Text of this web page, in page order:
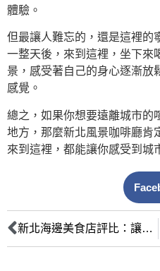
體驗。
但最讓人難忘的，還是這裡的
一整天後，來到這裡，坐下來
景，感受著自己的身心逐漸放
感覺。
總之，如果你想要遠離城市的
地方，那麼新北風景咖啡廳肯
來到這裡，都能讓你感受到城
新北海邊美食店評比：讓你享受最道地、最奢華的美食之旅！